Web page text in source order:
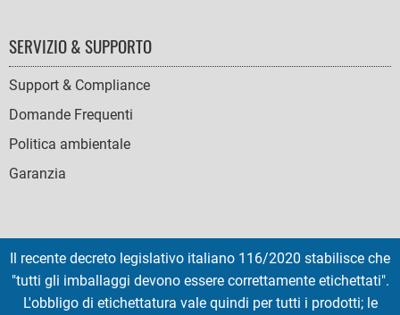
SERVIZIO & SUPPORTO
Support & Compliance
Domande Frequenti
Politica ambientale
Garanzia
SOCIAL
ICONS
Il recente decreto legislativo italiano 116/2020 stabilisce che
"tutti gli imballaggi devono essere correttamente etichettati".
L'obbligo di etichettatura vale quindi per tutti i prodotti; le